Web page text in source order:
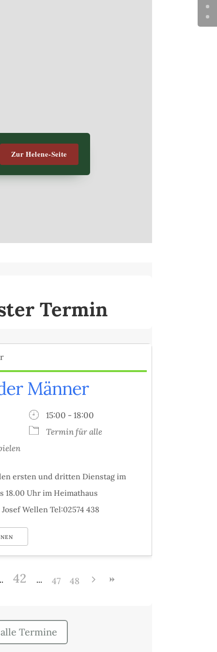
Zur Helene-Seite
Termin
Männer
15:00 - 18:00
Termin für alle
ersten und dritten Dienstag im
18.00 Uhr im Heimathaus
Wellen Tel:02574 438
42 47 48
alle Termine